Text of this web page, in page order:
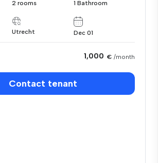
2 rooms 1 Bathroom
Utrecht Dec 01
1,000 € /month
Contact tenant